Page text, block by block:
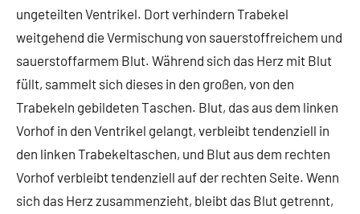
ungeteilten Ventrikel. Dort verhindern Trabekel
weitgehend die Vermischung von sauerstoffreichem und
sauerstoffarmem Blut. Während sich das Herz mit Blut
füllt, sammelt sich dieses in den großen, von den
Trabekeln gebildeten Taschen. Blut, das aus dem linken
Vorhof in den Ventrikel gelangt, verbleibt tendenziell in
den linken Trabekeltaschen, und Blut aus dem rechten
Vorhof verbleibt tendenziell auf der rechten Seite. Wenn
sich das Herz zusammenzieht, bleibt das Blut getrennt,